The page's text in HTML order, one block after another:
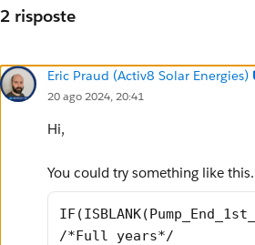
2 risposte
Eric Praud (Activ8 Solar Energies)
20 ago 2024, 20:41
Hi,
You could try something like
/*Full years*/